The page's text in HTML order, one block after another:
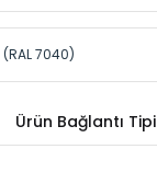
Ürün Bağlantı Tipi